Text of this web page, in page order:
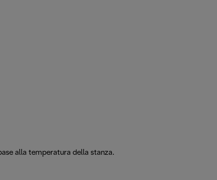
alla temperatura della stanza.